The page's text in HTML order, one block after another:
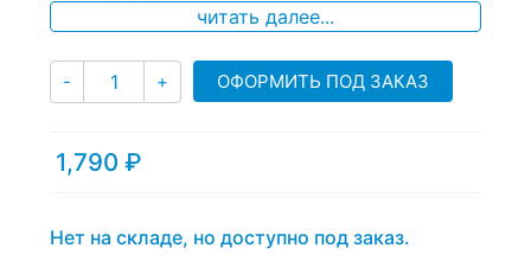
читать далее...
- Количество
+ ОФОРМИТЬ ПОД ЗАКАЗ
1,790 ₽
Нет на складе, но доступно под заказ.